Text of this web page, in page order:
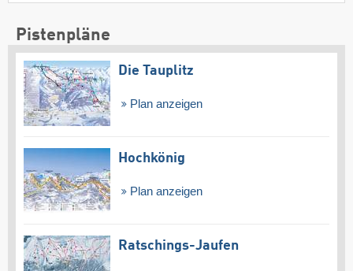
Pistenpläne
Die Tauplitz
Plan anzeigen
Hochkönig
Plan anzeigen
Ratschings-Jaufen